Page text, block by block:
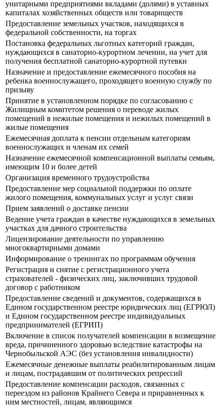
унитарными предприятиями вкладами (долями) в уставных
капиталах хозяйственных обществ или товариществ
Предоставление земельных участков, находящихся в
федеральной собственности, на торгах
Постановка федеральных льготных категорий граждан,
нуждающихся в санаторно-курортном лечении, на учет для
получения бесплатной санаторно-курортной путевки
Назначение и предоставление ежемесячного пособия на
ребенка военнослужащего, проходящего военную службу по
призыву
Принятие в установленном порядке по согласованию с
Жилищным комитетом решения о переводе жилых
помещений в нежилые помещения и нежилых помещений в
жилые помещения
Ежемесячная доплата к пенсии отдельным категориям
военнослужащих и членам их семей
Назначение ежемесячной компенсационной выплаты семьям,
имеющим 10 и более детей
Организация временного трудоустройства
Предоставление мер социальной поддержки по оплате
жилого помещения, коммунальных услуг и услуг связи
Прием заявлений о доставке пенсии
Ведение учета граждан в качестве нуждающихся в земельных
участках для дачного строительства
Лицензирование деятельности по управлению
многоквартирными домами
Информирование о тренингах по программам обучения
Регистрация и снятие с регистрационного учета
страхователей - физических лиц, заключивших трудовой
договор с работником
Предоставление сведений и документов, содержащихся в
Едином государственном реестре юридических лиц (ЕГРЮЛ)
и Едином государственном реестре индивидуальных
предпринимателей (ЕГРИП)
Включение в список получателей компенсации в возмещение
вреда, причиненного здоровью вследствие катастрофы на
Чернобыльской АЭС (без установления инвалидности)
Ежемесячные денежные выплаты реабилитированным лицам
и лицам, пострадавшим от политических репрессий
Предоставление компенсации расходов, связанных с
переездом из районов Крайнего Севера и приравненных к
ним местностей, лицам, являющимся